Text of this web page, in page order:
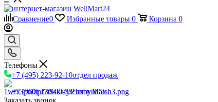
Сравнение0 Избранные товары 0 Корзина 0
Телефоны
+7 (495) 223-92-10отдел продаж
+7 (960) 230-00-33Чат в Max
Заказать звонок